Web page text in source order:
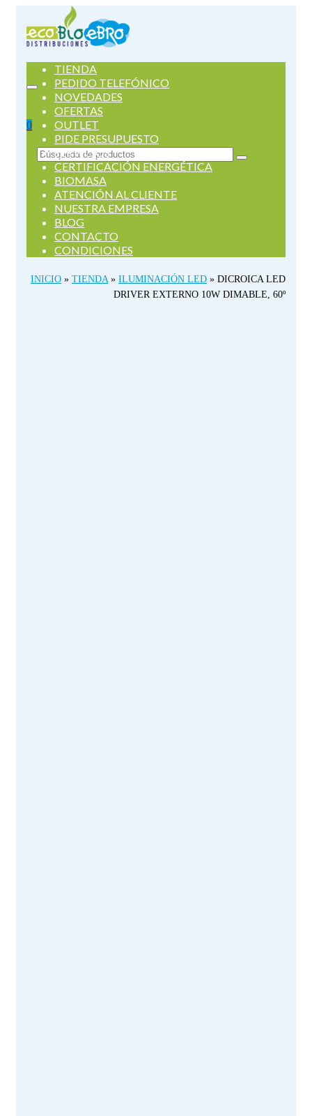
0
Buscar
por:
TIENDA
PEDIDO TELEFÓNICO
NOVEDADES
OFERTAS
OUTLET
PIDE PRESUPUESTO
SERVICIOS
CERTIFICACIÓN ENERGÉTICA
BIOMASA
ATENCIÓN AL CLIENTE
NUESTRA EMPRESA
BLOG
CONTACTO
CONDICIONES
INICIO » TIENDA » ILUMINACIÓN LED » DICROICA LED
DRIVER EXTERNO 10W DIMABLE, 60º